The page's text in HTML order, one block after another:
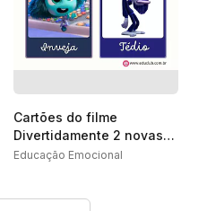
Cartões do filme
Divertidamente 2 novas
emoções
Educação Emocional